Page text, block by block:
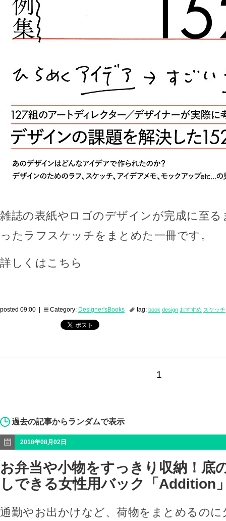
雑誌の表紙やロゴのデザインが完成に至
ったラフスケッチをまとめた一冊です。
詳しくはこちら
posted 09:00 | Category: Designer'sBooks tag: book design おすすめ スケッチ
1
過去の記事からランダムで表示
2018年08月02日
お弁当や小物をすっきり収納！底
しできる女性用バック「Addition
通勤やお出かけなど、荷物をまとめるの